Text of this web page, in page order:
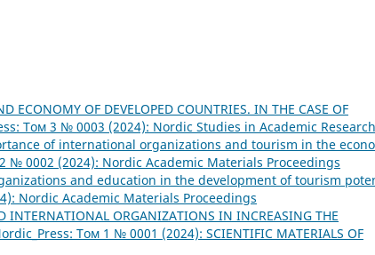
ECONOMY OF DEVELOPED COUNTRIES. IN THE CASE OF
Том 3 № 0003 (2024): Nordic Studies in Academic Research
of international organizations and tourism in the
№ 0002 (2024): Nordic Academic Materials Proceedings
and education in the development of tourism
Nordic Academic Materials Proceedings
INTERNATIONAL ORGANIZATIONS IN INCREASING THE
Том 1 № 0001 (2024): SCIENTIFIC MATERIALS OF